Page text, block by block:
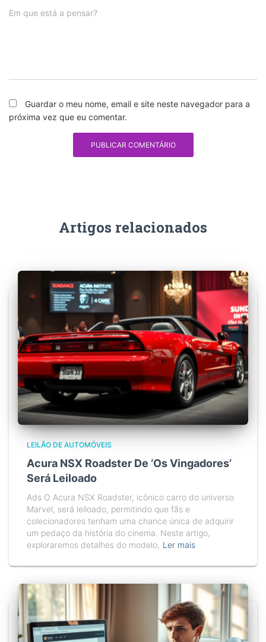
Em que está a pensar?
Guardar o meu nome, email e site neste navegador para a
próxima vez que eu comentar.
Artigos relacionados
LEILÃO DE AUTOMÓVEIS
Acura NSX Roadster De ‘Os Vingadores’
Será Leiloado
Ads O Acura NSX Roadster, icônico carro do universo
Marvel, será leiloado, permitindo que fãs e
colecionadores tenham uma chance única de adquirir
um pedaço da história do cinema. Neste artigo,
exploraremos detalhes do modelo, Ler mais